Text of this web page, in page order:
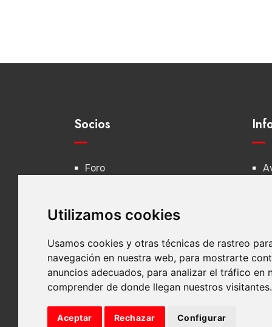
Utilizamos cookies
Usamos cookies y otras técnicas de rastreo
navegación en nuestra web, para mostrarte
anuncios adecuados, para analizar el tráfico en
comprender de donde llegan nuestros visitantes.
Aceptar Rechazar Configurar
Socios
Foro
Iniciar Sesión
Registro de Socios
Contacto